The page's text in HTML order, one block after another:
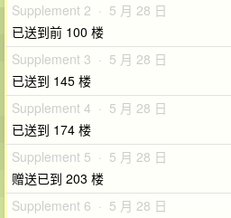
Supplement 2 · 5 月 28 日
已送到前 100 楼
Supplement 3 · 5 月 28 日
已送到 145 楼
Supplement 4 · 5 月 28 日
已送到 174 楼
Supplement 5 · 5 月 28 日
赠送已到 203 楼
Supplement 6 · 5 月 28 日